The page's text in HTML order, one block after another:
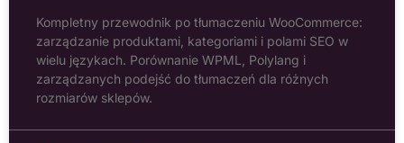
Kompletny przewodnik po tłumaczeniu WooCommerce:
zarządzanie produktami, kategoriami i polami SEO w
wielu językach. Porównanie WPML, Polylang i
zarządzanych podejść do tłumaczeń dla różnych
rozmiarów sklepów.